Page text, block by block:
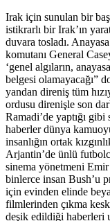
Irak için sunulan bir
istikrarlı bir Irak’ın
duvara tosladı.
komutanı General
‘genel algıların,
belgesi olamayacağı”
yandan direniş tüm
ordusu direnişle son
Ramadi’de yaptığı
haberler dünya
insanlığın ortak
Arjantin’de ünlü
sinema yönetmeni Emir
binlerce insan Bush’u
için evinden elinde
filmlerinden çıkma
deşik edildiği haberleri